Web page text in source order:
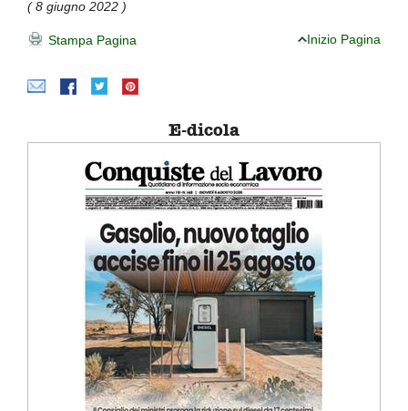
( 8 giugno 2022 )
Stampa Pagina Inizio Pagina
E-dicola